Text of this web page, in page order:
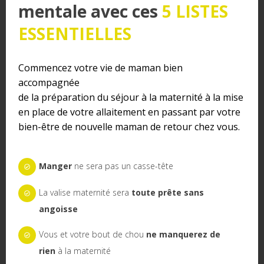
jour ! Je trouve ça dingue. J’aurais pu perdre mon bébé
être que ce seraitparti plus vite
demander à être arrêtée
Donc pour résumé, j’ai su ce que j’avais, à la base un
décollement placentaire vu à l’échographiepuis au final
un travail sur moi-même
pourquoi il m’arrivait ça, pourquoi j’avais ça.
Je ne pensais pas du tout avoir une grossesse comme ça !
Moi je pensais que ça allait être facile, aucun soucis, et en
fait non… Il faut savoir que quand on est enceinte on peut
avoir des problèmes, mais des problèmes difficiles comme
celui-là.Une grossesse ce n’est pas forcément tout
mentale avec ces 5 LISTES
ESSENTIELLES
Commencez votre vie de maman bien
accompagnée
de la préparation du séjour à la maternité à la mise
en place de votre allaitement en passant par votre
bien-être de nouvelle maman de retour chez vous.
Manger ne sera pas un casse-tête
La valise maternité sera toute prête sans
angoisse
Vous et votre bout de chou ne manquerez de
rien à la maternité